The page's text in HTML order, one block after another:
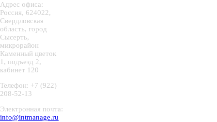
Адрес офиса:
Россия, 624022,
Свердловская
область, город
Сысерть,
микрорайон
Каменный цветок
1, подъезд 2,
кабинет 120
Телефон: +7 (922)
208-52-13
Электронная почта:
info@intmanage.ru